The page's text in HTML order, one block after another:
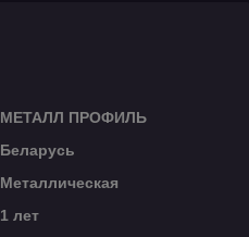
МЕТАЛЛ ПРОФИЛЬ
Беларусь
Металлическая
1 лет